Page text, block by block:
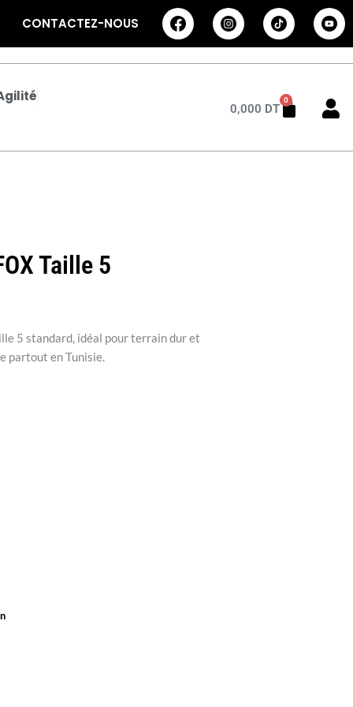
CONTACTEZ-NOUS
0,000 DT
0
Panier
Taille 5
5 standard, idéal pour terrain dur et
partout en Tunisie.